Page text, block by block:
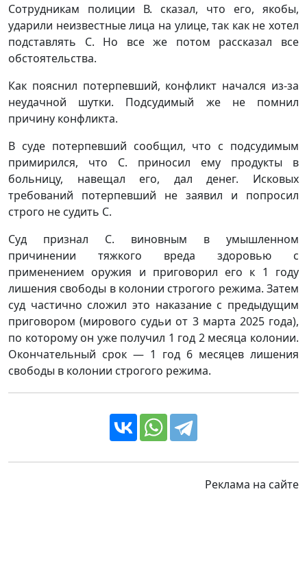
Сотрудникам полиции В. сказал, что его, якобы,
ударили неизвестные лица на улице, так как не хотел
подставлять С. Но все же потом рассказал все
обстоятельства.
Как пояснил потерпевший, конфликт начался из-за
неудачной шутки. Подсудимый же не помнил
причину конфликта.
В суде потерпевший сообщил, что с подсудимым
примирился, что С. приносил ему продукты в
больницу, навещал его, дал денег. Исковых
требований потерпевший не заявил и попросил
строго не судить С.
Суд признал С. виновным в умышленном
причинении тяжкого вреда здоровью с
применением оружия и приговорил его к 1 году
лишения свободы в колонии строгого режима. Затем
суд частично сложил это наказание с предыдущим
приговором (мирового судьи от 3 марта 2025 года),
по которому он уже получил 1 год 2 месяца колонии.
Окончательный срок — 1 год 6 месяцев лишения
свободы в колонии строгого режима.
Реклама на сайте